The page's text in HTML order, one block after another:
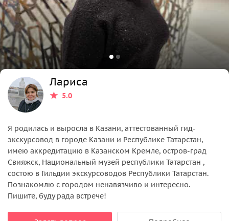
Лариса
5.0
Я родилась и выросла в Казани, аттестованный гид-
экскурсовод в городе Казани и Республике Татарстан,
имею аккредитацию в Казанском Кремле, остров-град
Свияжск, Национальный музей республики Татарстан ,
состою в Гильдии экскурсоводов Республики Татарстан.
Познакомлю с городом ненавязчиво и интересно.
Пишите, буду рада встрече!